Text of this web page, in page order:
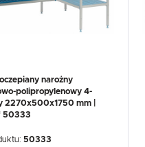
narożny
polipropylenowy 4-
2270x500x1750 mm |
50333
50333